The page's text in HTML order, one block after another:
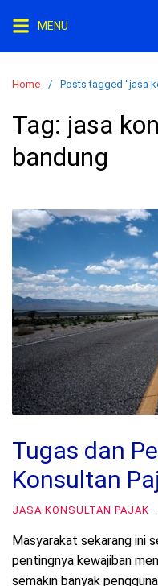
i
MENU
Home Posts tagged “jasa
Tag: jasa
bandung
Tugas dan
Konsultan
JASA KONSULTAN PAJAK
Masyarakat sekarang ini
pentingnya kewajiban
semakin banyak